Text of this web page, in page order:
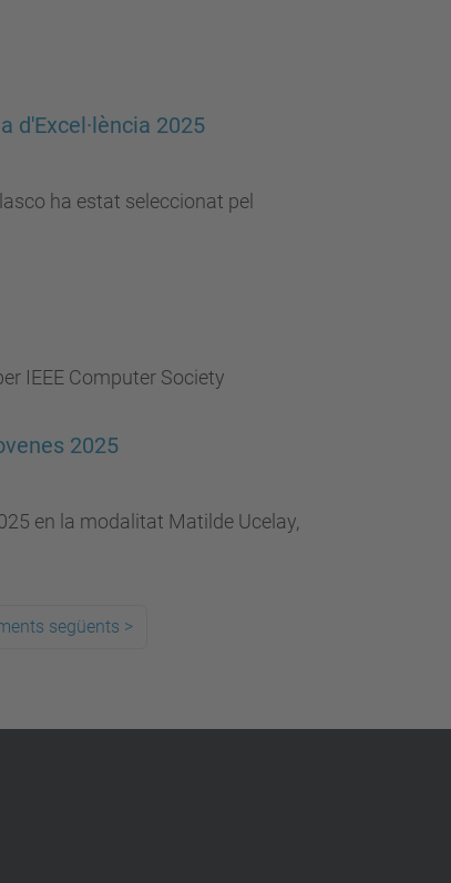
d'Excel·lència 2025
ha estat seleccionat pel
IEEE Computer Society
2025
en la modalitat Matilde Ucelay,
següents >